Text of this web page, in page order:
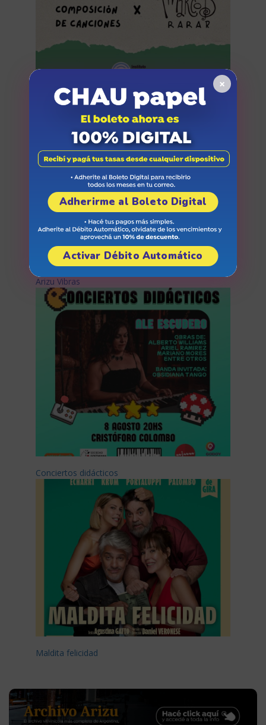
Soy mi canción
Arizu Vibras
Conciertos didácticos
Maldita felicidad
×
Adherirme al Boleto Digital
Activar Débito Automático